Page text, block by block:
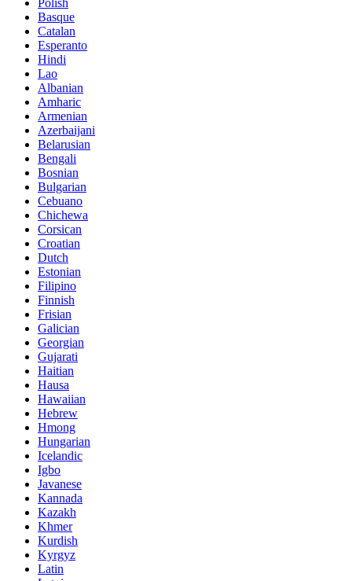
Basque
Catalan
Esperanto
Hindi
Lao
Albanian
Amharic
Armenian
Azerbaijani
Belarusian
Bengali
Bosnian
Bulgarian
Cebuano
Chichewa
Corsican
Croatian
Dutch
Estonian
Filipino
Finnish
Frisian
Galician
Georgian
Gujarati
Haitian
Hausa
Hawaiian
Hebrew
Hmong
Hungarian
Icelandic
Igbo
Javanese
Kannada
Kazakh
Khmer
Kurdish
Kyrgyz
Latin